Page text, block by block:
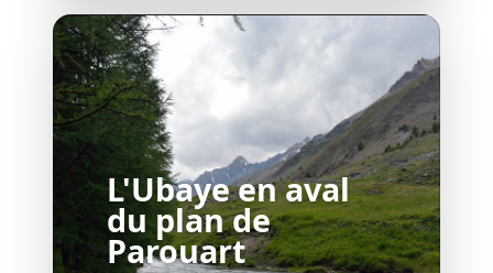
L'Ubaye en aval
du plan de
Parouart